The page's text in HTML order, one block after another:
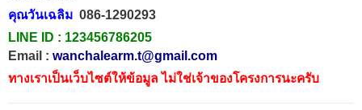
คุณวันเฉลิม 086-1290293
LINE ID : 123456786205
Email : wanchalearm.t@gmail.com
ทางเราเป็นเว็บไซต์ให้ข้อมูล ไม่ใช่เจ้าของโครงการนะครับ